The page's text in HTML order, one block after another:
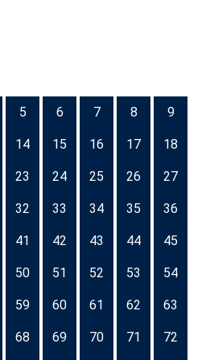
5 6 7 8 9
14 15 16 17 18
23 24 25 26 27
32 33 34 35 36
41 42 43 44 45
50 51 52 53 54
59 60 61 62 63
68 69 70 71 72